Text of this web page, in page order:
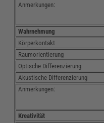
Anmerkungen:
Wahrnehmung
Körperkontakt
Raumorientierung
Optische Differenzierung
Akustische Differenzierung
Anmerkungen:
Kreativität